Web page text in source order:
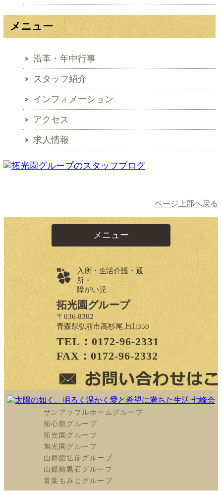
メニュー
沿革・年中行事
スタッフ紹介
インフォメーション
アクセス
求人情報
ページ上部へ戻る
メニュー
入所・生活介護・通
所・
障がい児
拓光園グループ
〒036-8302
青森県弘前市高杉尾上山350
TEL：0172-96-2331
FAX：0172-96-2332
サンアップルホームグループ
拓心館グループ
拓光園グループ
旭光園グループ
山郷館弘前グループ
山郷館黒石グループ
青葉もみじグループ